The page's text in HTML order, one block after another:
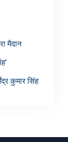
मैदान
कुमार सिंह